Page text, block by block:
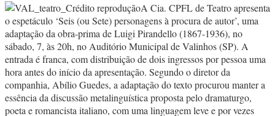
A Cia. CPFL de Teatro apresenta
o espetáculo ‘Seis (ou Sete) personagens à procura de autor’, uma
adaptação da obra-prima de Luigi Pirandello (1867-1936), no
sábado, 7, às 20h, no Auditório Municipal de Valinhos (SP). A
entrada é franca, com distribuição de dois ingressos por pessoa uma
hora antes do início da apresentação. Segundo o diretor da
companhia, Abílio Guedes, a adaptação do texto procurou manter a
essência da discussão metalinguística proposta pelo dramaturgo,
poeta e romancista italiano, com uma linguagem leve e por vezes